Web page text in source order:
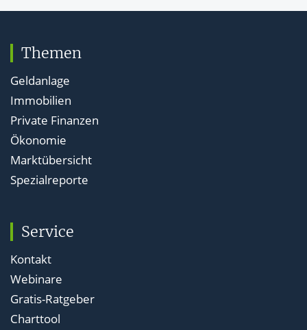
Themen
Geldanlage
Immobilien
Private Finanzen
Ökonomie
Marktübersicht
Spezialreporte
Service
Kontakt
Webinare
Gratis-Ratgeber
Charttool